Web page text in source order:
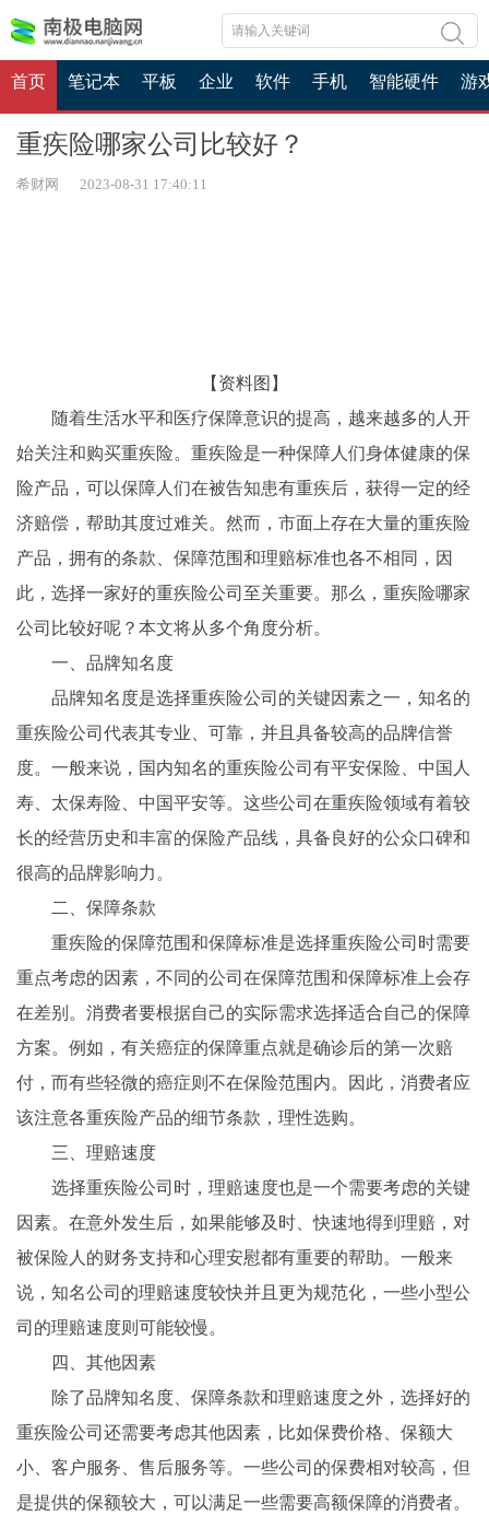
首页 笔记本 平板 企业 软件 手机 智能硬件 游
重疾险哪家公司比较好？
希财网 2023-08-31 17:40:11
【资料图】
随着生活水平和医疗保障意识的提高，越来越多的人开
始关注和购买重疾险。重疾险是一种保障人们身体健康的保
险产品，可以保障人们在被告知患有重疾后，获得一定的经
济赔偿，帮助其度过难关。然而，市面上存在大量的重疾险
产品，拥有的条款、保障范围和理赔标准也各不相同，因
此，选择一家好的重疾险公司至关重要。那么，重疾险哪家
公司比较好呢？本文将从多个角度分析。
一、品牌知名度
品牌知名度是选择重疾险公司的关键因素之一，知名的
重疾险公司代表其专业、可靠，并且具备较高的品牌信誉
度。一般来说，国内知名的重疾险公司有平安保险、中国人
寿、太保寿险、中国平安等。这些公司在重疾险领域有着较
长的经营历史和丰富的保险产品线，具备良好的公众口碑和
很高的品牌影响力。
二、保障条款
重疾险的保障范围和保障标准是选择重疾险公司时需要
重点考虑的因素，不同的公司在保障范围和保障标准上会存
在差别。消费者要根据自己的实际需求选择适合自己的保障
方案。例如，有关癌症的保障重点就是确诊后的第一次赔
付，而有些轻微的癌症则不在保险范围内。因此，消费者应
该注意各重疾险产品的细节条款，理性选购。
三、理赔速度
选择重疾险公司时，理赔速度也是一个需要考虑的关键
因素。在意外发生后，如果能够及时、快速地得到理赔，对
被保险人的财务支持和心理安慰都有重要的帮助。一般来
说，知名公司的理赔速度较快并且更为规范化，一些小型公
司的理赔速度则可能较慢。
四、其他因素
除了品牌知名度、保障条款和理赔速度之外，选择好的
重疾险公司还需要考虑其他因素，比如保费价格、保额大
小、客户服务、售后服务等。一些公司的保费相对较高，但
是提供的保额较大，可以满足一些需要高额保障的消费者。